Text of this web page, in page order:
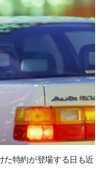
特約が登場する日も近